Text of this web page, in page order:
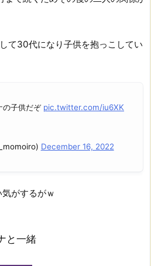
て30代になり子供を抱っこしてい
の子供だぞ pic.twitter.com/iu6XK
December 16, 2022
がするがｗ
と一緒